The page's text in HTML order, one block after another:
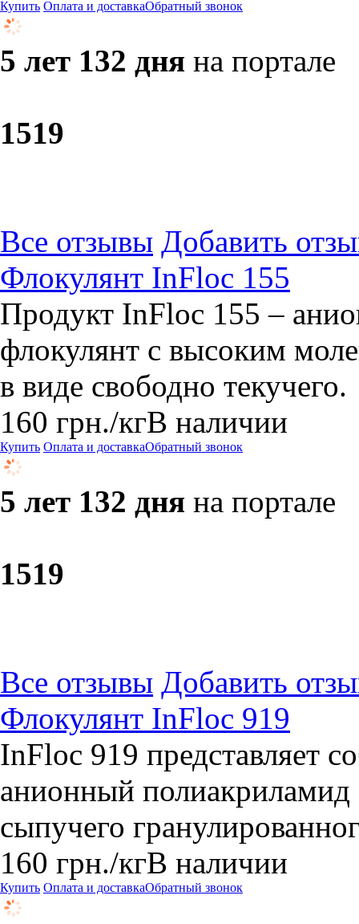
Купить Оплата и доставкаОбратный звонок
5 лет 132 дня на портале
1519
Все отзывы Добавить
Флокулянт InFloc 155
Продукт InFloc 155 –
флокулянт с высоким
в виде свободно текучего.
160 грн./кгВ наличии
Купить Оплата и доставкаОбратный звонок
5 лет 132 дня на портале
1519
Все отзывы Добавить
Флокулянт InFloc 919
InFloc 919 представляет
анионный полиакриламид
сыпучего
160 грн./кгВ наличии
Купить Оплата и доставкаОбратный звонок